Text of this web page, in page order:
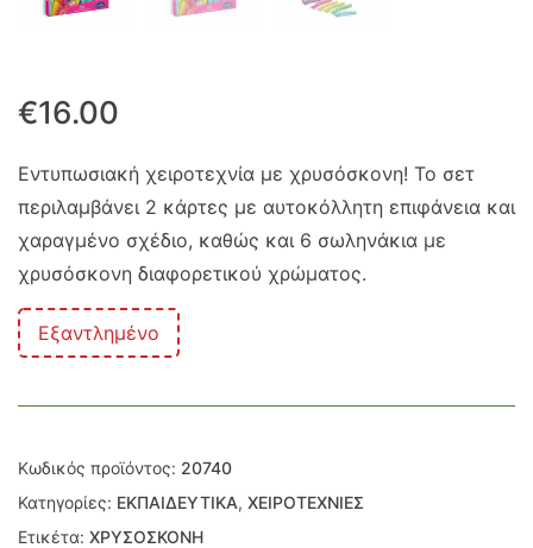
€16.00
Εντυπωσιακή χειροτεχνία με χρυσόσκονη! Το σετ
περιλαμβάνει 2 κάρτες με αυτοκόλλητη επιφάνεια και
χαραγμένο σχέδιο, καθώς και 6 σωληνάκια με
χρυσόσκονη διαφορετικού χρώματος.
Εξαντλημένο
Κωδικός προϊόντος: 20740
Κατηγορίες: ΕΚΠΑΙΔΕΥΤΙΚΑ, ΧΕΙΡΟΤΕΧΝΙΕΣ
Ετικέτα: ΧΡΥΣΟΣΚΟΝΗ